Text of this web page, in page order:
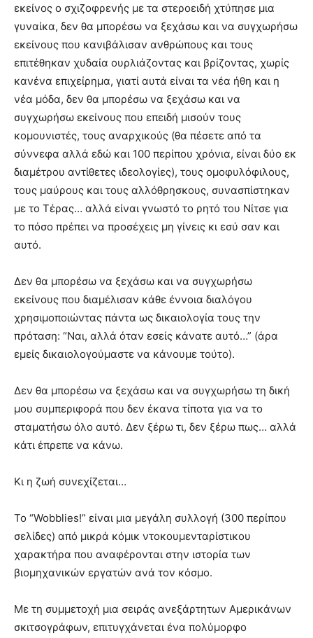
εκείνος ο σχιζοφρενής με τα στεροειδή χτύπησε μια
γυναίκα, δεν θα μπορέσω να ξεχάσω και να συγχωρήσω
εκείνους που κανιβάλισαν ανθρώπους και τους
επιτέθηκαν χυδαία ουρλιάζοντας και βρίζοντας, χωρίς
κανένα επιχείρημα, γιατί αυτά είναι τα νέα ήθη και η
νέα μόδα, δεν θα μπορέσω να ξεχάσω και να
συγχωρήσω εκείνους που επειδή μισούν τους
κομουνιστές, τους αναρχικούς (θα πέσετε από τα
σύννεφα αλλά εδώ και 100 περίπου χρόνια, είναι δύο εκ
διαμέτρου αντίθετες ιδεολογίες), τους ομοφυλόφιλους,
τους μαύρους και τους αλλόθρησκους, συνασπίστηκαν
με το Τέρας… αλλά είναι γνωστό το ρητό του Νίτσε για
το πόσο πρέπει να προσέχεις μη γίνεις κι εσύ σαν και
αυτό.
Δεν θα μπορέσω να ξεχάσω και να συγχωρήσω
εκείνους που διαμέλισαν κάθε έννοια διαλόγου
χρησιμοποιώντας πάντα ως δικαιολογία τους την
πρόταση: “Ναι, αλλά όταν εσείς κάνατε αυτό…” (άρα
εμείς δικαιολογούμαστε να κάνουμε τούτο).
Δεν θα μπορέσω να ξεχάσω και να συγχωρήσω τη δική
μου συμπεριφορά που δεν έκανα τίποτα για να το
σταματήσω όλο αυτό. Δεν ξέρω τι, δεν ξέρω πως… αλλά
κάτι έπρεπε να κάνω.
Κι η ζωή συνεχίζεται…
To “Wobblies!” είναι μια μεγάλη συλλογή (300 περίπου
σελίδες) από μικρά κόμικ ντοκουμενταρίστικου
χαρακτήρα που αναφέρονται στην ιστορία των
βιομηχανικών εργατών ανά τον κόσμο.
Με τη συμμετοχή μια σειράς ανεξάρτητων Αμερικάνων
σκιτσογράφων, επιτυγχάνεται ένα πολύμορφο